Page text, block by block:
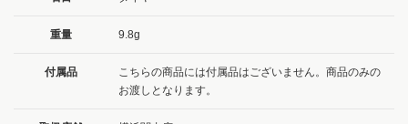
重量 9.8g
付属品
こちらの商品には付属品はございません。商品のみの
お渡しとなります。